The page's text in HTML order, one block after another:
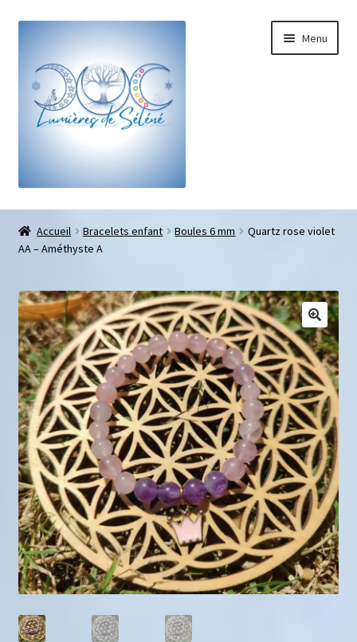
Menu
Boutique
Bracelets sur-mesure
Galets pouce anti-stress
Pendentifs sifflet et fioles
Mini géodes
Bougies lithothérapie
Packs
Carte Cadeau
Qui suis-je ?
Avis clients
Mon compte
Accueil Bracelets enfant Boules 6 mm
Quartz rose violet
AA – Améthyste A